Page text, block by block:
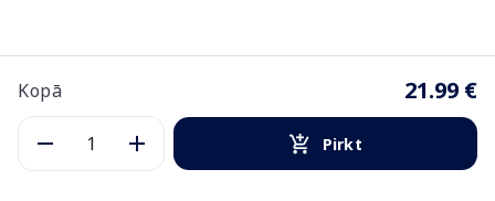
Kopā 21.99 €
Pirkt